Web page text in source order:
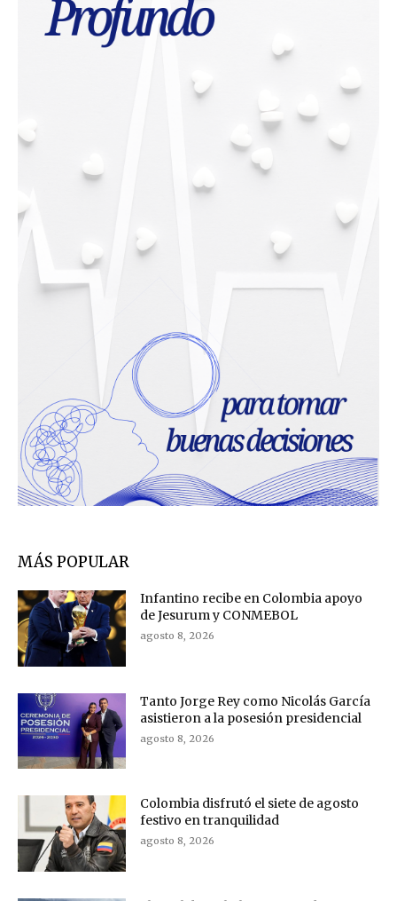
MÁS POPULAR
Infantino recibe en Colombia apoyo
de Jesurum y CONMEBOL
agosto 8, 2026
Tanto Jorge Rey como Nicolás García
asistieron a la posesión presidencial
agosto 8, 2026
Colombia disfrutó el siete de agosto
festivo en tranquilidad
agosto 8, 2026